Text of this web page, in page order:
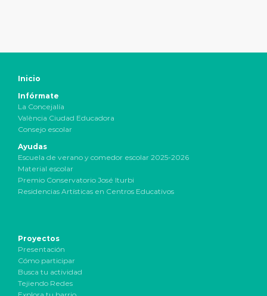
Inicio
Infórmate
La Concejalía
València Ciudad Educadora
Consejo escolar
Ayudas
Escuela de verano y comedor escolar 2025-2026
Material escolar
Premio Conservatorio José Iturbi
Residencias Artísticas en Centros Educativos
Proyectos
Presentación
Cómo participar
Busca tu actividad
Tejiendo Redes